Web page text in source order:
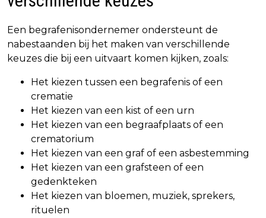
Een begrafenisondernemer ondersteunt de
nabestaanden bij het maken van verschillende
keuzes die bij een uitvaart komen kijken, zoals:
Het kiezen tussen een begrafenis of een
crematie
Het kiezen van een kist of een urn
Het kiezen van een begraafplaats of een
crematorium
Het kiezen van een graf of een asbestemming
Het kiezen van een grafsteen of een
gedenkteken
Het kiezen van bloemen, muziek, sprekers,
rituelen